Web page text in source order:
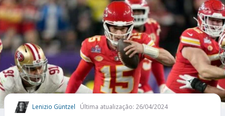
CONMEBOL LIBERTADORES
FUTEBOL NACIONAL
FUTEBOL INTERNACIONAL
COMO APOSTAR
MAIS ESPORTES
Lenizio Güntzel Última atualização: 26/04/2024